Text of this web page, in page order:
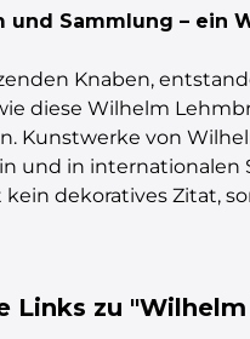
und Sammlung – ein
Knaben,
diese Wilhelm
Kunstwerke von
und in
dekoratives Zitat,
Links zu